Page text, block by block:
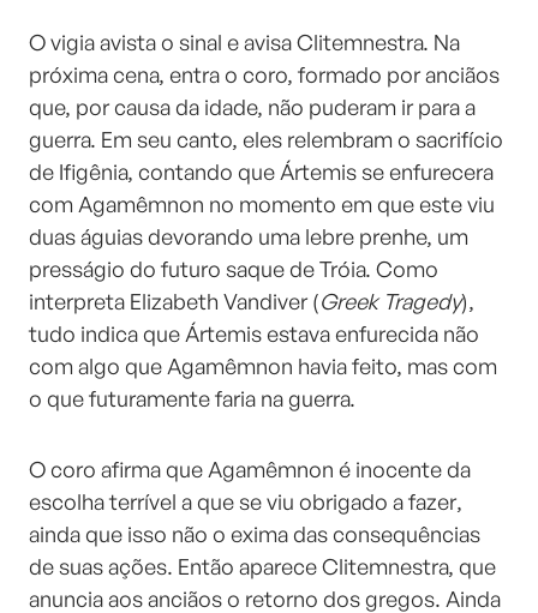
O vigia avista o sinal e avisa Clitemnestra. Na
próxima cena, entra o coro, formado por anciãos
que, por causa da idade, não puderam ir para a
guerra. Em seu canto, eles relembram o sacrifício
de Ifigênia, contando que Ártemis se enfurecera
com Agamêmnon no momento em que este viu
duas águias devorando uma lebre prenhe, um
presságio do futuro saque de Tróia. Como
interpreta Elizabeth Vandiver (Greek Tragedy),
tudo indica que Ártemis estava enfurecida não
com algo que Agamêmnon havia feito, mas com
o que futuramente faria na guerra.
O coro afirma que Agamêmnon é inocente da
escolha terrível a que se viu obrigado a fazer,
ainda que isso não o exima das consequências
de suas ações. Então aparece Clitemnestra, que
anuncia aos anciãos o retorno dos gregos. Ainda